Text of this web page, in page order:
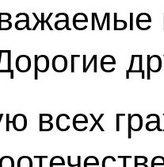
всех